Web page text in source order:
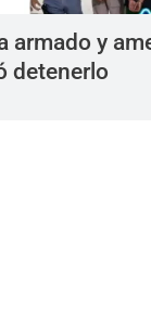
armado y
detenerlo